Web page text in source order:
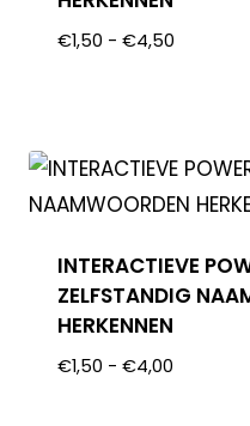
€1,50 - €4,50
INTERACTIEVE
ZELFSTANDIG
HERKENNEN
€1,50 - €4,00